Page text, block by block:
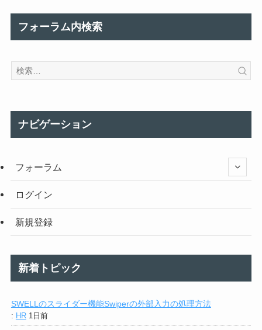
フォーラム内検索
ナビゲーション
フォーラム
ログイン
新規登録
新着トピック
SWELLのスライダー機能Swiperの外部入力の処理方法
: HR 1日前